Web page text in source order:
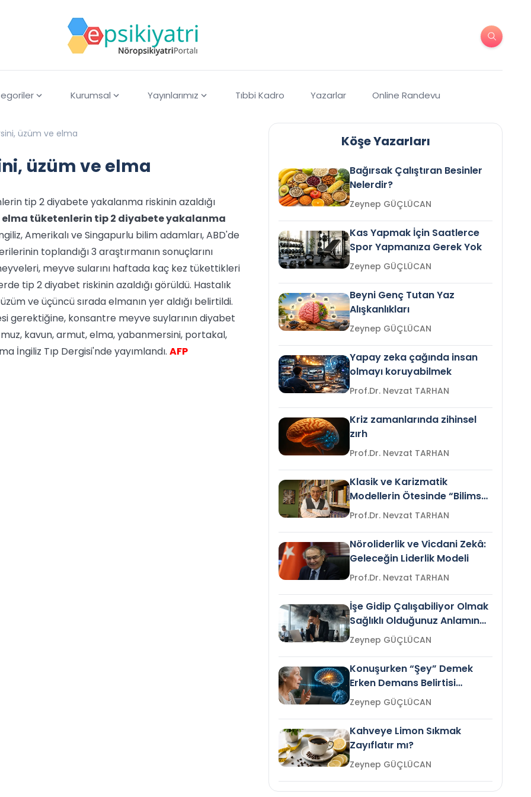
Kurumsal Yayınlarımız Tıbbi Kadro Yazarlar Online Randevu
üzüm ve elma
üzüm ve elma
tip 2 diyabete yakalanma riskinin azaldığı
tüketenlerin tip 2 diyabete yakalanma
Amerikalı ve Singapurlu bilim adamları, ABD'de
toplandığı 3 araştırmanın sonuçlarını
meyve sularını haftada kaç kez tükettikleri
tip 2 diyabet riskinin azaldığı görüldü. Hastalık
ve üçüncü sırada elmanın yer aldığı belirtildi.
gerektiğine, konsantre meyve suylarının diyabet
kavun, armut, elma, yabanmersini, portakal,
İngiliz Tıp Dergisi'nde yayımlandı. AFP
Köşe Yazarları
Bağırsak Çalıştıran Besinler
Nelerdir?
Zeynep GÜÇLÜCAN
Kas Yapmak İçin Saatlerce
Spor Yapmanıza Gerek Yok
Zeynep GÜÇLÜCAN
Beyni Genç Tutan Yaz
Alışkanlıkları
Zeynep GÜÇLÜCAN
Yapay zeka çağında insan
olmayı koruyabilmek
Prof.Dr. Nevzat TARHAN
Kriz zamanlarında zihinsel
zırh
Prof.Dr. Nevzat TARHAN
Klasik ve Karizmatik
Modellerin Ötesinde “Bilimsel
Liderlik”
Prof.Dr. Nevzat TARHAN
Nöroliderlik ve Vicdani Zekâ:
Geleceğin Liderlik Modeli
Prof.Dr. Nevzat TARHAN
İşe Gidip Çalışabiliyor Olmak
Sağlıklı Olduğunuz Anlamına
Gelir mi?Zeynep GÜÇLÜCAN
Konuşurken “Şey” Demek
Erken Demans Belirtisi
Olabilir mi?Zeynep GÜÇLÜCAN
Kahveye Limon Sıkmak
Zayıflatır mı?
Zeynep GÜÇLÜCAN